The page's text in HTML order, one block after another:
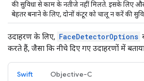
की सुविधा से काम के नतीजे नहीं मिलते. इसके लिए
बेहतर बनाने के लिए, दोनों कंटूर को चालू न करें की
उदाहरण के लिए, FaceDetectorOptions
करते हैं, जैसा कि नीचे दिए गए उदाहरणों में
Swift Objective-C